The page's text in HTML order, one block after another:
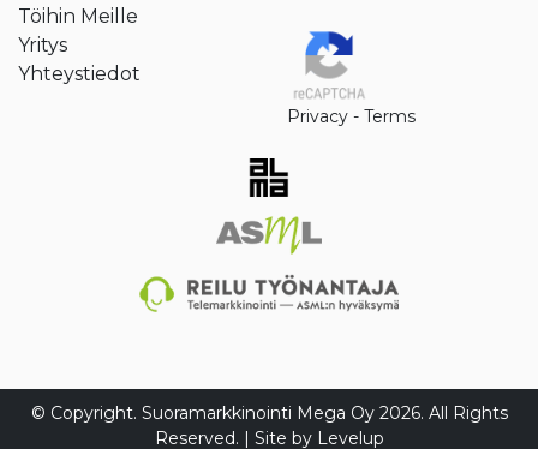
Töihin Meille
Yritys
Yhteystiedot
Privacy - Terms
© Copyright. Suoramarkkinointi Mega Oy 2026. All Rights
Reserved. | Site by Levelup